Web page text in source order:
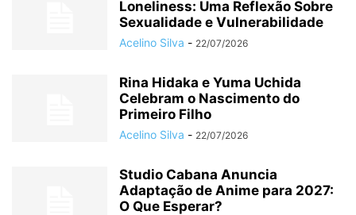
Loneliness: Uma Reflexão Sobre
Sexualidade e Vulnerabilidade
Acelino Silva - 22/07/2026
Rina Hidaka e Yuma Uchida
Celebram o Nascimento do
Primeiro Filho
Acelino Silva - 22/07/2026
Studio Cabana Anuncia
Adaptação de Anime para 2027:
O Que Esperar?